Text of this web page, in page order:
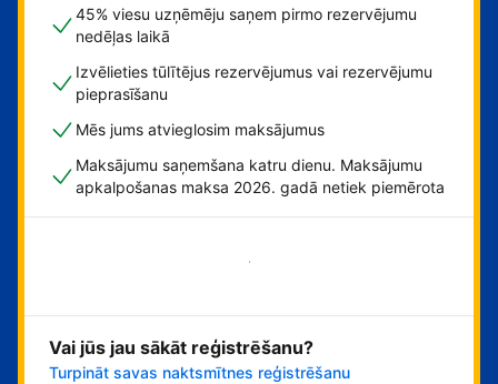
45% viesu uzņēmēju saņem pirmo rezervējumu
nedēļas laikā
Izvēlieties tūlītējus rezervējumus vai rezervējumu
pieprasīšanu
Mēs jums atvieglosim maksājumus
Maksājumu saņemšana katru dienu. Maksājumu
apkalpošanas maksa 2026. gadā netiek piemērota
Sāciet tūlīt!
Vai jūs jau sākāt reģistrēšanu?
Turpināt savas naktsmītnes reģistrēšanu